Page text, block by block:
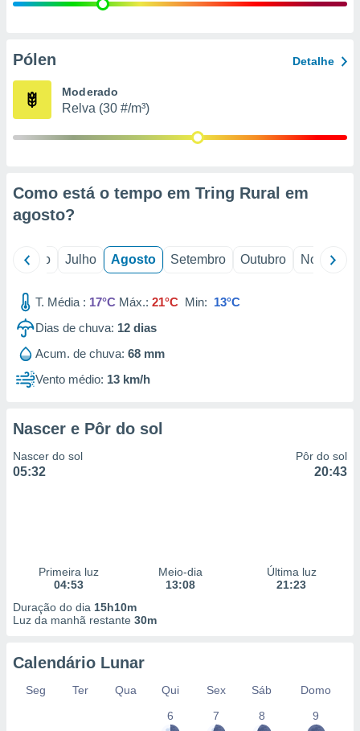
e
de
Pólen Detalhe
Moderado
Relva (30 #/m³)
Como está o tempo em Tring Rural em
agosto?
Junho Julho Agosto Setembro Outubro Novembro
T. Média : 17°C Máx.: 21°C Min: 13°C
Dias de chuva: 12 dias
Acum. de chuva: 68 mm
Vento médio: 13 km/h
Nascer e Pôr do sol
Nascer do sol
05:32
Pôr do sol
20:43
Primeira luz
04:53
Meio-dia
13:08
Última luz
21:23
Duração do dia 15h10m
Luz da manhã restante 30m
Calendário Lunar
Seg Ter Qua Qui Sex Sáb
Domo
6
7 8 9